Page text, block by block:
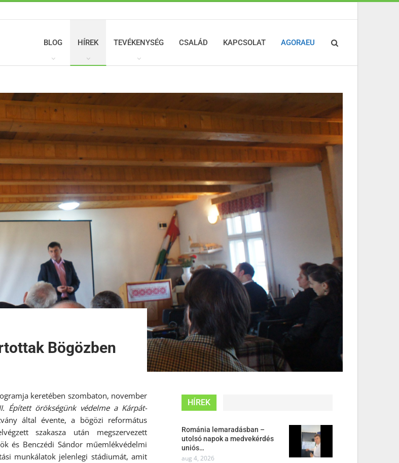
BLOG HÍREK TEVÉKENYSÉG CSALÁD KAPCSOLAT AGORAEU
Bögözben
keretében szombaton, november
Épített örökségünk védelme a Kárpát-
által évente, a bögözi református
szakasza után megszervezett
és Benczédi Sándor műemlékvédelmi
munkálatok jelenlegi stádiumát, amit
HÍREK
Románia lemaradásban –
utolsó napok a medvekérdés
uniós…
aug 4, 2026